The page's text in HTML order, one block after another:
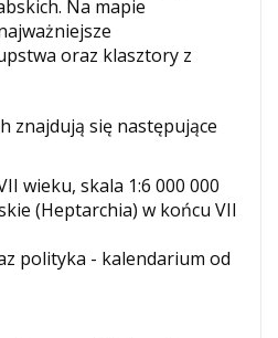
Na mapie
oraz klasztory z
znajdują się następujące
wieku, skala 1:6 000 000
(Heptarchia) w końcu VII
polityka - kalendarium od